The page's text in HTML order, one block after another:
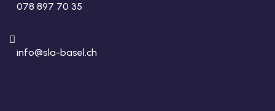
078 897 70 35
info@sla-basel.ch